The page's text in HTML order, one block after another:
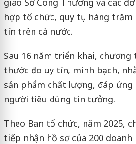
hợp tổ chức, quy tụ hàng trăm
tín trên cả nước.
Sau 16 năm triển khai,
thước đo uy tín, minh bạch,
sản phẩm chất lượng, đáp ứng
người tiêu dùng tin tưởng.
Theo Ban tổ chức, năm 2025,
tiếp nhận hồ sơ của 200